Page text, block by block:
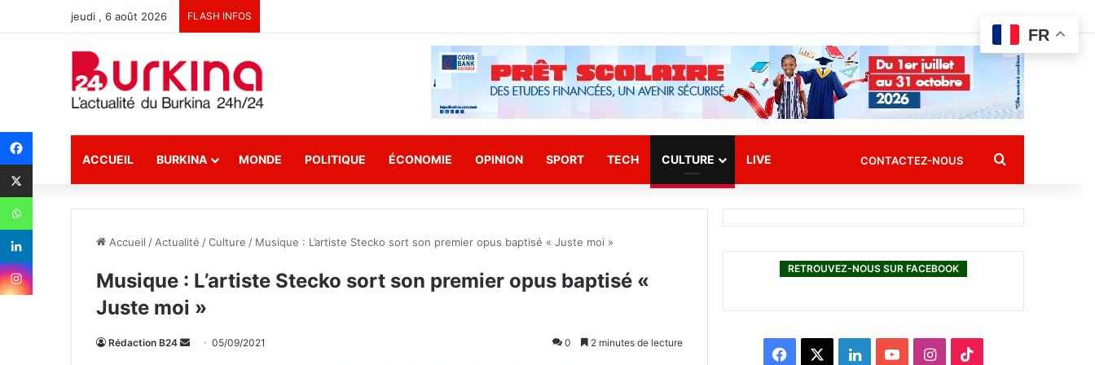
jeudi , 6 août 2026 FLASH INFOS
ACCUEIL BURKINA MONDE POLITIQUE ÉCONOMIE OPINION SPORT TECH CULTURE LIVE CONTACTEZ-NOUS Rechercher
Accueil / Actualité /Culture / Musique : L’artiste Stecko sort son premier opus baptisé « Juste moi »
Musique : L’artiste Stecko sort son premier opus baptisé «
Juste moi »
Rédaction B24 05/09/2021 0 2 minutes de lecture
RETROUVEZ-NOUS SUR FACEBOOK
L
I
FR